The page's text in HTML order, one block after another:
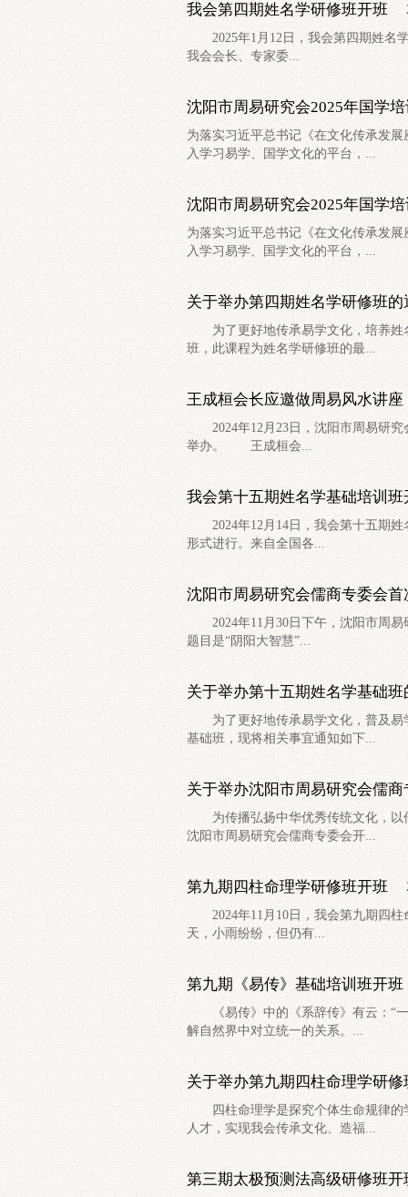
我会第四期姓名学研修班开班
2025年1月12日，我会第四期姓名学
我会会长、专家委...
沈阳市周易研究会2025年国学
为落实习近平总书记《在文化传承发
入学习易学、国学文化的平台，...
沈阳市周易研究会2025年国学
为落实习近平总书记《在文化传承发
入学习易学、国学文化的平台，...
关于举办第四期姓名学研修班的
为了更好地传承易学文化，培养姓
班，此课程为姓名学研修班的最...
王成桓会长应邀做周易风水讲座
2024年12月23日，沈阳市周易研究
举办。 王成桓会...
我会第十五期姓名学基础培训班
2024年12月14日，我会第十五期姓
形式进行。来自全国各...
沈阳市周易研究会儒商专委会
2024年11月30日下午，沈阳市周易
题目是“阴阳大智慧”...
关于举办第十五期姓名学基础班
为了更好地传承易学文化，普及易
基础班，现将相关事宜通知如下...
关于举办沈阳市周易研究会儒
为传播弘扬中华优秀传统文化，以
沈阳市周易研究会儒商专委会开...
第九期四柱命理学研修班开班
2024年11月10日，我会第九期四柱
天，小雨纷纷，但仍有...
第九期《易传》基础培训班开班
《易传》中的《系辞传》有云：“一
解自然界中对立统一的关系。...
关于举办第九期四柱命理学研修
四柱命理学是探究个体生命规律的
人才，实现我会传承文化、造福...
第三期太极预测法高级研修班开